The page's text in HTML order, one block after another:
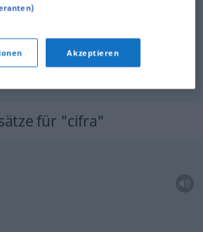
“
für "cifra"
Akzeptieren